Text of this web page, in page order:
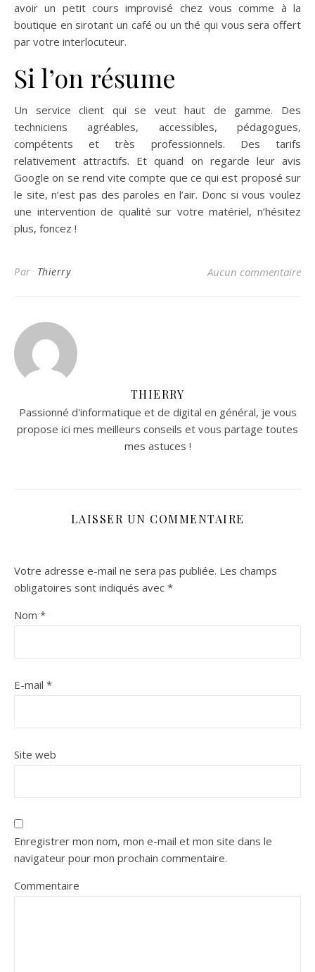
avoir un petit cours improvisé chez vous comme à la
boutique en sirotant un café ou un thé qui vous sera offert
par votre interlocuteur.
Si l’on résume
Un service client qui se veut haut de gamme. Des
techniciens agréables, accessibles, pédagogues,
compétents et très professionnels. Des tarifs
relativement attractifs. Et quand on regarde leur avis
Google on se rend vite compte que ce qui est proposé sur
le site, n’est pas des paroles en l’air. Donc si vous voulez
une intervention de qualité sur votre matériel, n’hésitez
plus, foncez !
Par Thierry Aucun commentaire
THIERRY
Passionné d'informatique et de digital en général, je vous
propose ici mes meilleurs conseils et vous partage toutes
mes astuces !
LAISSER UN COMMENTAIRE
Votre adresse e-mail ne sera pas publiée. Les champs
obligatoires sont indiqués avec *
Nom *
E-mail *
Site web
Enregistrer mon nom, mon e-mail et mon site dans le
navigateur pour mon prochain commentaire.
Commentaire